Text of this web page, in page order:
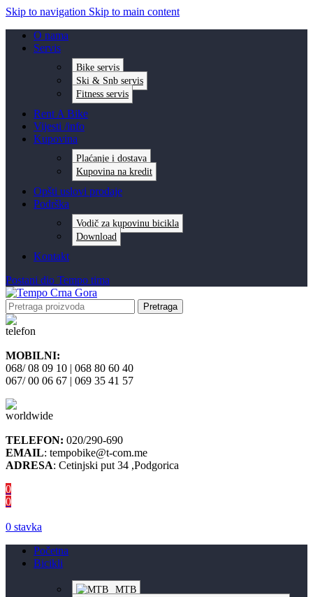
Skip to navigation Skip to main content
O nama
Servis
Bike servis
Ski & Snb servis
Fitness servis
Rent A Bike
Vijesti /info
Kupovina
Plaćanje i dostava
Kupovina na kredit
Opšti uslovi prodaje
Podrška
Vodič za kupovinu bicikla
Download
Kontakt
Postani dio Tempo tima
Pretraga
MOBILNI:
068/ 08 09 10 | 068 80 60 40
067/ 00 06 67 | 069 35 41 57
TELEFON: 020/290-690
EMAIL: tempobike@t-com.me
ADRESA: Cetinjski put 34 ,Podgorica
0
0
0 stavka
Početna
Bicikli
MTB